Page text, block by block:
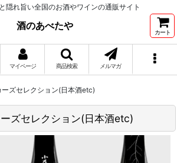
隠れ旨い全国のお酒やワインの通販サイト
酒のあべたや
カート
マイページ 商品検索 メルマガ
ズセレクション(日本酒etc)
ズセレクション(日本酒etc)